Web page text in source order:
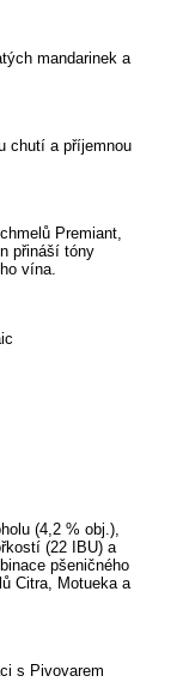
mandarinek a
chutí a příjemnou
Premiant,
přináší tóny
vína.
(4,2 % obj.),
(22 IBU) a
pšeničného
Citra, Motueka a
s Pivovarem